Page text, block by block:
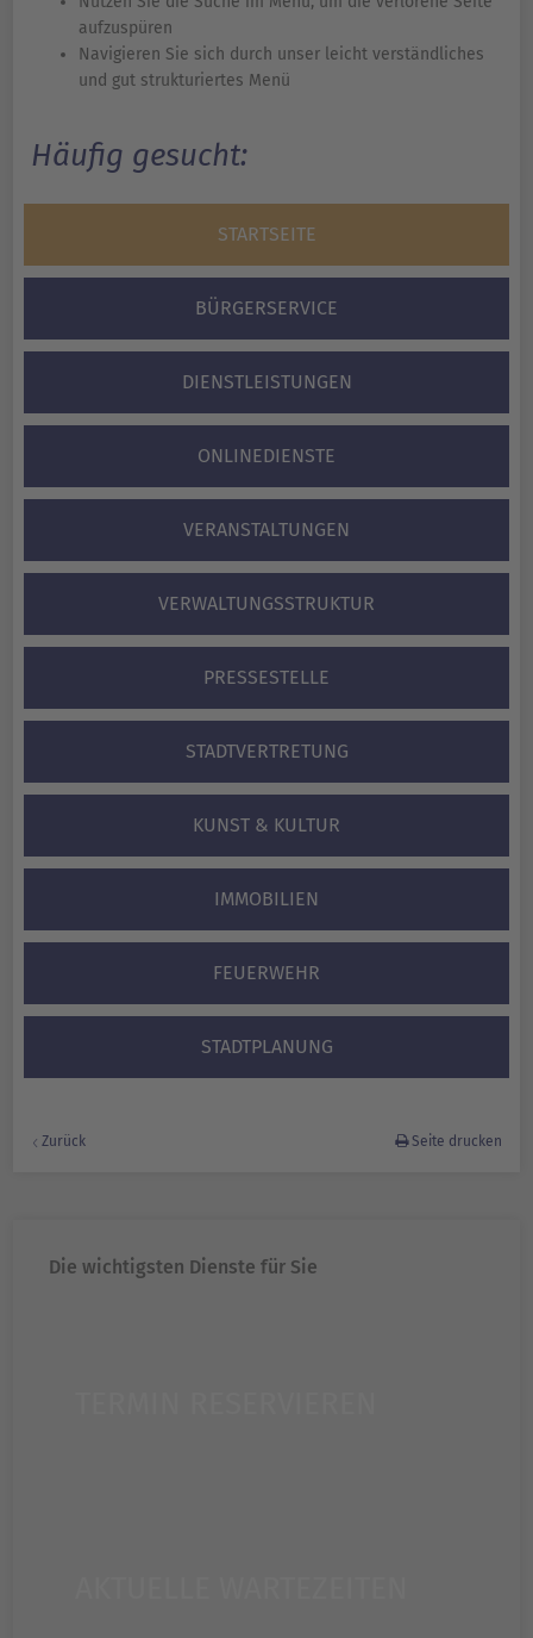
aufzuspüren
Navigieren Sie sich durch unser leicht verständliches
und gut strukturiertes Menü
Häufig gesucht:
STARTSEITE
BÜRGERSERVICE
DIENSTLEISTUNGEN
ONLINEDIENSTE
VERANSTALTUNGEN
VERWALTUNGS­STRUKTUR
PRESSESTELLE
STADTVERTRETUNG
KUNST & KULTUR
IMMOBILIEN
FEUERWEHR
STADTPLANUNG
Zurück Seite drucken
Die wichtigsten Dienste für Sie